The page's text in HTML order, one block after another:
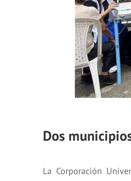
Dos
La Corporación